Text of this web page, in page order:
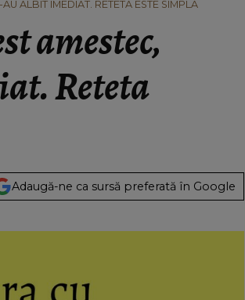
ALBIT IMEDIAT. RETETA ESTE SIMPLA
amestec,
Reteta
Adaugă-ne ca sursă preferată în Google